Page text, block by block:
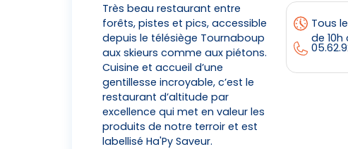
Très beau restaurant entre
forêts, pistes et pics, accessible
depuis le télésiège Tournaboup
aux skieurs comme aux piétons.
Cuisine et accueil d’une
gentillesse incroyable, c’est le
restaurant d’altitude par
excellence qui met en valeur les
produits de notre terroir et est
labellisé Ha'Py Saveur.
Tous
de 10h